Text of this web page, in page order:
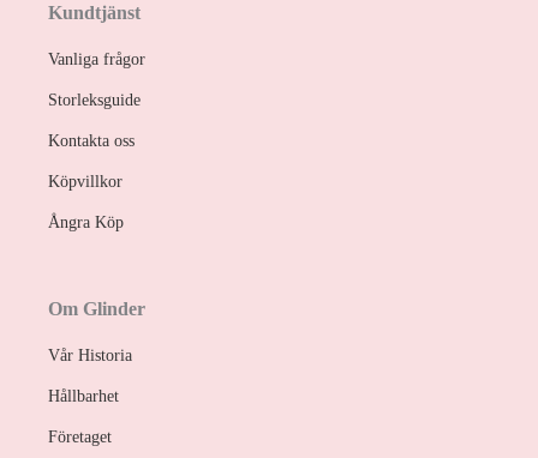
Kundtjänst
Vanliga frågor
Storleksguide
Kontakta oss
Köpvillkor
Ångra Köp
Om Glinder
Vår Historia
Hållbarhet
Företaget